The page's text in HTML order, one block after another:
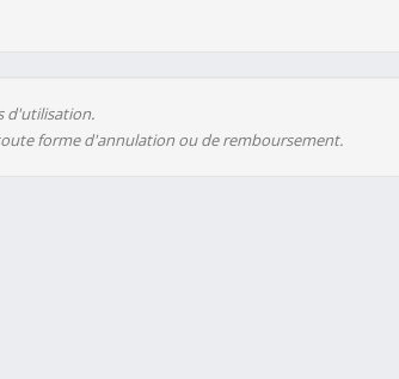
d'utilisation.
forme d'annulation ou de remboursement.